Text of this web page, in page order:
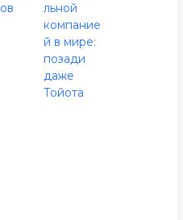
льной
компание
й в мире:
позади
даже
Тойота